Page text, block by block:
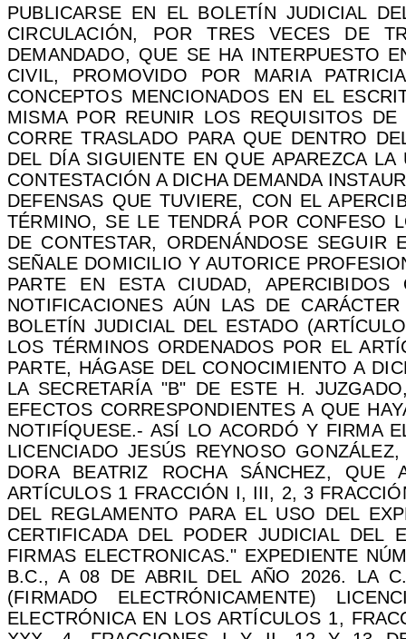
PUBLICARSE EN EL BOLETÍN JUDICIAL
CIRCULACIÓN, POR TRES VECES DE
DEMANDADO, QUE SE HA INTERPUESTO
CIVIL, PROMOVIDO POR MARIA
CONCEPTOS MENCIONADOS EN EL
MISMA POR REUNIR LOS REQUISITOS
CORRE TRASLADO PARA QUE DENTRO
DEL DÍA SIGUIENTE EN QUE APAREZCA
CONTESTACIÓN A DICHA DEMANDA
DEFENSAS QUE TUVIERE, CON EL
TÉRMINO, SE LE TENDRÁ POR CONFESO
DE CONTESTAR, ORDENÁNDOSE
SEÑALE DOMICILIO Y AUTORICE
PARTE EN ESTA CIUDAD,
NOTIFICACIONES AÚN LAS DE
BOLETÍN JUDICIAL DEL ESTADO
LOS TÉRMINOS ORDENADOS POR EL
PARTE, HÁGASE DEL CONOCIMIENTO A
LA SECRETARÍA "B" DE ESTE H.
EFECTOS CORRESPONDIENTES A QUE
NOTIFÍQUESE.- ASÍ LO ACORDÓ Y FIRMA
LICENCIADO JESÚS REYNOSO
DORA BEATRIZ ROCHA SÁNCHEZ,
ARTÍCULOS 1 FRACCIÓN I, III, 2, 3
DEL REGLAMENTO PARA EL USO DEL
CERTIFICADA DEL PODER JUDICIAL DEL
FIRMAS ELECTRONICAS." EXPEDIENTE
B.C., A 08 DE ABRIL DEL AÑO 2026. LA
(FIRMADO ELECTRÓNICAMENTE)
ELECTRÓNICA EN LOS ARTÍCULOS 1,